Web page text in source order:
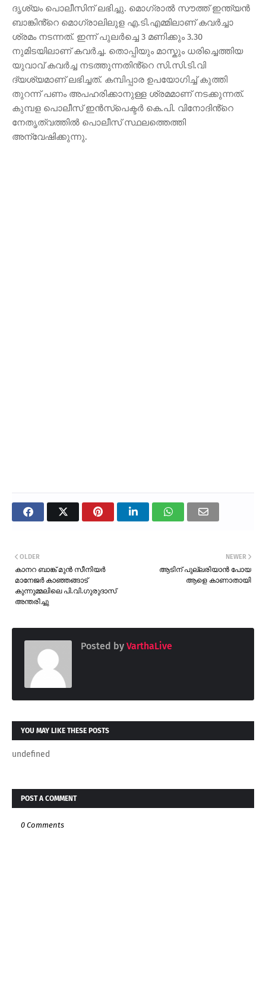
ദൃശ്യം പൊലീസിന് ലഭിച്ചു. മൊഗ്രാൽ സൗത്ത് ഇന്ത്യൻ
ബാങ്കിൻ്റെ മൊഗ്രാലിലുള എ.ടി.എമ്മിലാണ് കവർച്ചാ
ശ്രമം നടന്നത്. ഇന്ന് പുലർച്ചെ 3 മണിക്കും 3.30
നുമിടയിലാണ് കവർച്ച. തൊപ്പിയും മാസ്കും ധരിച്ചെത്തിയ
യുവാവ് കവർച്ച നടത്തുന്നതിൻ്റെ സി.സി.ടി.വി
ദ്യശ്യമാണ് ലഭിച്ചത്. കമ്പിപ്പാര ഉപയോഗിച്ച് കുത്തി
തുറന്ന് പണം അപഹരിക്കാനുള്ള ശ്രമമാണ് നടക്കുന്നത്.
കുമ്പള പൊലീസ് ഇൻസ്പെക്ടർ കെ.പി. വിനോദിൻ്റെ
നേതൃത്വത്തിൽ പൊലീസ് സ്ഥലത്തെത്തി
അന്വേഷിക്കുന്നു.
NEWER
ആടിന് പുല്ലരിയാൻ പോയ
ആളെ കാണാതായി
OLDER
കാനറ ബാങ്ക് മുൻ സീനിയർ
മാനേജർ കാഞ്ഞങ്ങാട്
കുന്നുമ്മലിലെ പി.വി.ഗുരുദാസ്
അന്തരിച്ചു
Posted by VarthaLive
YOU MAY LIKE THESE POSTS
undefined
POST A COMMENT
0 Comments